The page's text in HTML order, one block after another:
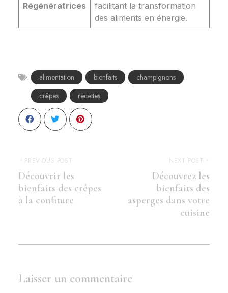
Régénératrices
facilitant la transformation
des aliments en énergie.
alimentation bienfaits
champignons
crêpes
recettes
PREVIOUS POST
Découvrir les
bienfaits des crêpes
à la confiture
NEXT POST
Découvrez les
bienfaits des
asperges dans votre
cuisine
Laisser un commentaire